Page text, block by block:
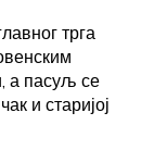
трга
а пасуљ се
и старијој